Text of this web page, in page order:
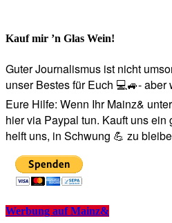
Kauf mir ’n Glas Wein!
Guter Journalismus ist nicht
unser Bestes für Euch 💻🚙-
Eure Hilfe: Wenn Ihr Mainz&
hier via Paypal tun. Kauft uns ein
helft uns, in Schwung 💪 zu
Werbung auf Mainz&